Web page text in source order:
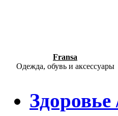
Fransa
Одежда, обувь и аксессуары